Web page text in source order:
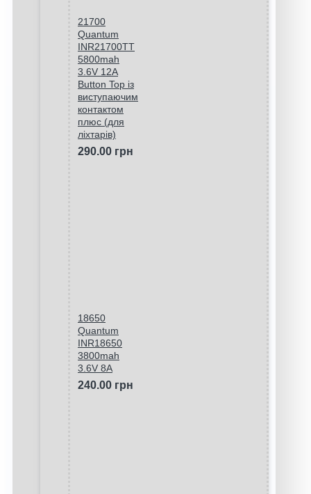
21700
Quantum
INR21700TT
5800mah
3.6V 12A
Button Top із
виступаючим
контактом
плюс (для
ліхтарів)
290.00 грн
18650
Quantum
INR18650
3800mah
3.6V 8A
240.00 грн